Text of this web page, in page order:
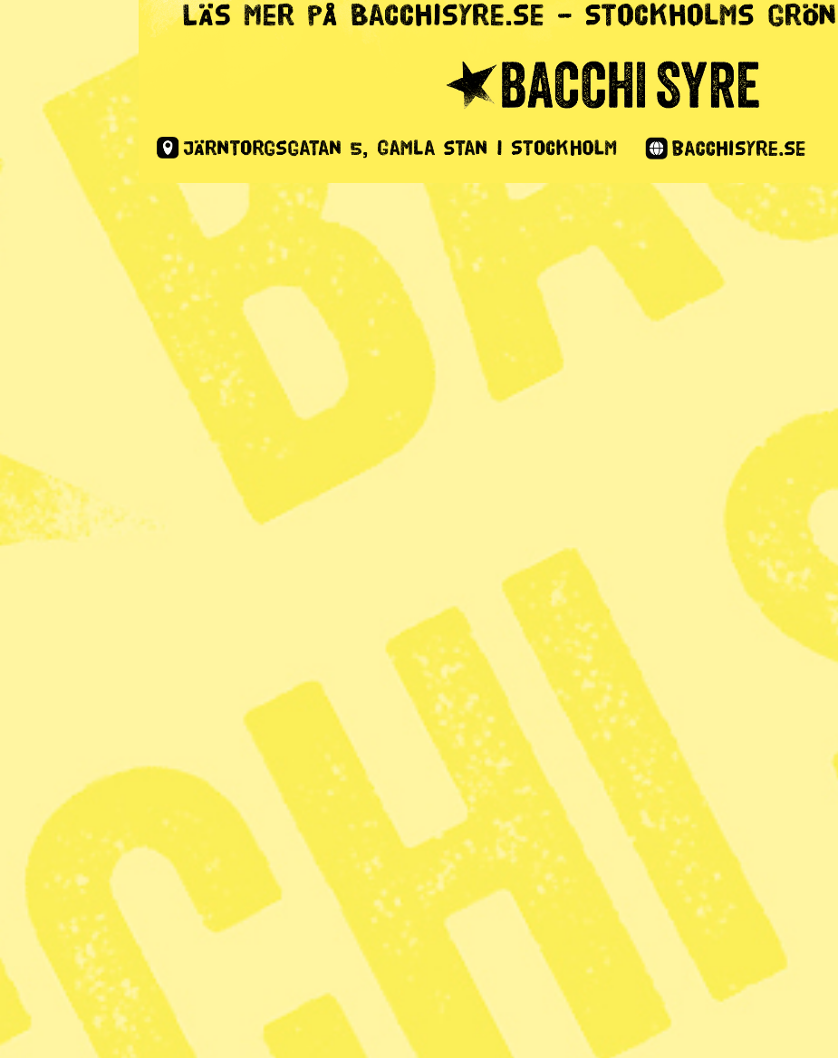
Tusentals människor
hemlösa efter
vulkanutbrottet i Kongo-
Kinshasa
Publicerad 2021-05-27
Vulkanutbrottet orsakade stora strömmar av lava som brände ner flera samhällen. Många har nu flytt till staden Goma, i provinsen Norra Kivu.
Foto: Clarice Butsapu/AP/TT